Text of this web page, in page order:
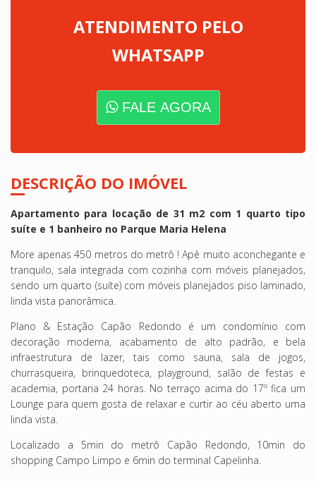
ATENDIMENTO PELO
WHATSAPP
FALE AGORA
DESCRIÇÃO DO IMÓVEL
Apartamento para locação de 31 m2 com 1 quarto tipo
suíte e 1 banheiro no Parque Maria Helena
More apenas 450 metros do metrô ! Apê muito aconchegante e
tranquilo, sala integrada com cozinha com móveis planejados,
sendo um quarto (suíte) com móveis planejados piso laminado,
linda vista panorâmica.
Plano & Estação Capão Redondo é um condomínio com
decoração moderna, acabamento de alto padrão, e bela
infraestrutura de lazer, tais como sauna, sala de jogos,
churrasqueira, brinquedoteca, playground, salão de festas e
academia, portaria 24 horas.No terraço acima do 17º fica um
Lounge para quem gosta de relaxar e curtir ao céu aberto uma
linda vista.
Localizado a 5min do metrô Capão Redondo, 10min do
shopping Campo Limpo e 6min do terminal Capelinha.